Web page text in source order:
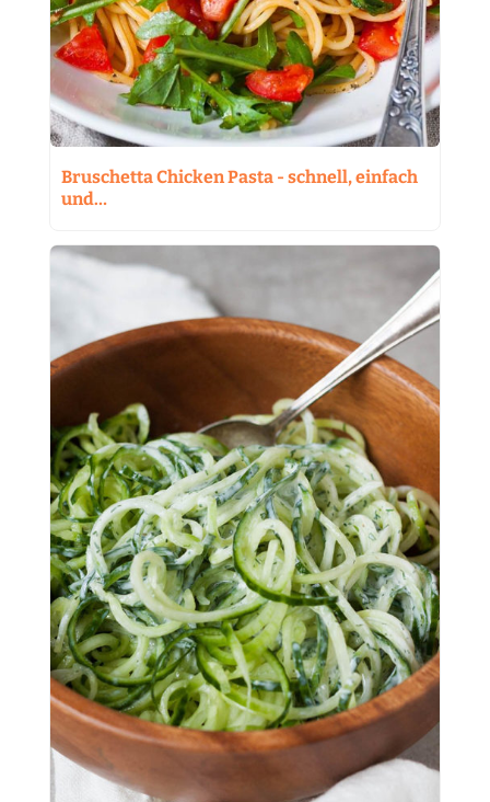
Bruschetta Chicken Pasta - schnell, einfach
und…